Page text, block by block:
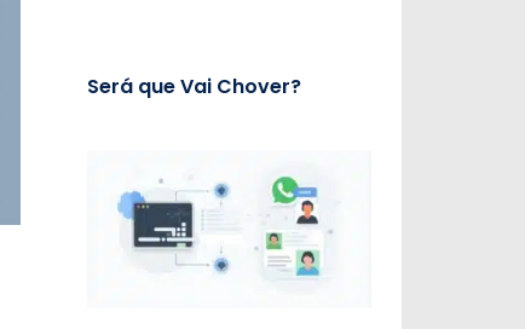
Será que Vai Chover?